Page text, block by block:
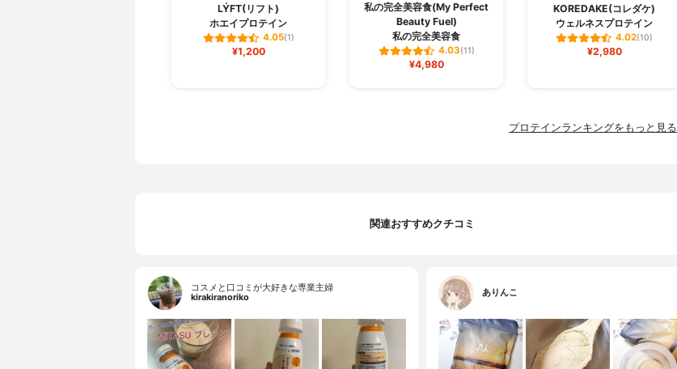
LÝFT(リフト)
ホエイプロテイン
4.05(1)
¥1,200
私の完全美容食(My Perfect
Beauty Fuel)
私の完全美容食
4.03(11)
¥4,980
KOREDAKE(コレダケ)
ウェルネスプロテイン
4.02(10)
¥2,980
プロテインランキングをもっと見る
関連おすすめクチコミ
コスメと口コミが大好きな専業主婦
kirakiranoriko
ありんこ